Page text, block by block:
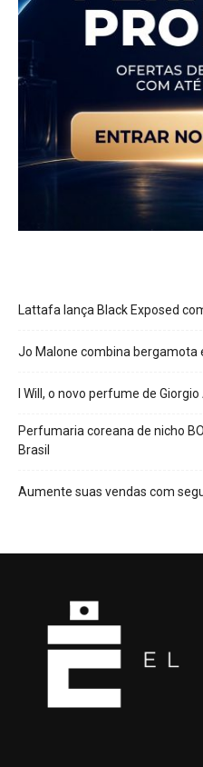
Lattafa lança Black Exposed
Jo Malone combina bergamota
I Will, o novo perfume de
Perfumaria coreana de nicho
Brasil
Aumente suas vendas com